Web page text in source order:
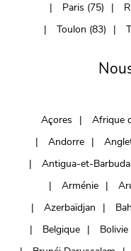
Paris (75)
Toulon (83)
Açores Afrique
Andorre
Antigua-et-Barbuda
Arménie
Azerbaïdjan
Belgique
Bolivie